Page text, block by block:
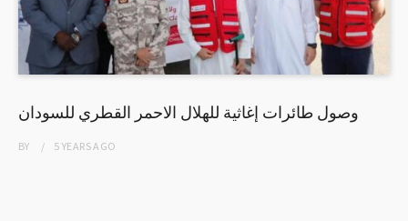
وصول طائرات إغاثية للهلال الاحمر القطري للسودان
BY 5 YEARSAGO